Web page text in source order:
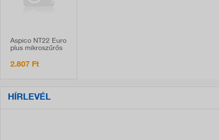
Aspico NT22 Euro
plus mikroszűrős
kompatibilis, 3db
2.807 Ft
HÍRLEVÉL